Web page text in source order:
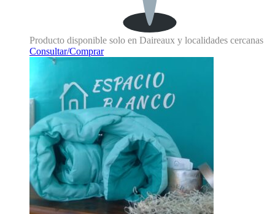
Producto disponible solo en Daireaux y localidades cercanas
Consultar/Comprar